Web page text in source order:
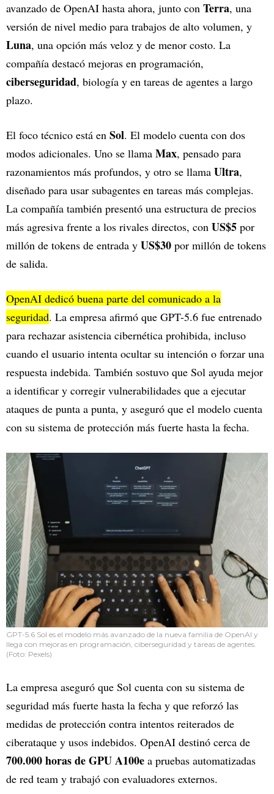
avanzado de OpenAI hasta ahora, junto con Terra, una
versión de nivel medio para trabajos de alto volumen, y
Luna, una opción más veloz y de menor costo. La
compañía destacó mejoras en programación,
ciberseguridad, biología y en tareas de agentes a largo
plazo.
El foco técnico está en Sol. El modelo cuenta con dos
modos adicionales. Uno se llama Max, pensado para
razonamientos más profundos, y otro se llama Ultra,
diseñado para usar subagentes en tareas más complejas.
La compañía también presentó una estructura de precios
más agresiva frente a los rivales directos, con US$5 por
millón de tokens de entrada y US$30 por millón de tokens
de salida.
OpenAI dedicó buena parte del comunicado a la
seguridad. La empresa afirmó que GPT-5.6 fue entrenado
para rechazar asistencia cibernética prohibida, incluso
cuando el usuario intenta ocultar su intención o forzar una
respuesta indebida. También sostuvo que Sol ayuda mejor
a identificar y corregir vulnerabilidades que a ejecutar
ataques de punta a punta, y aseguró que el modelo cuenta
con su sistema de protección más fuerte hasta la fecha.
GPT-5.6 Sol es el modelo más avanzado de la nueva familia de OpenAI y
llega con mejoras en programación, ciberseguridad y tareas de agentes.
(Foto: Pexels)
La empresa aseguró que Sol cuenta con su sistema de
seguridad más fuerte hasta la fecha y que reforzó las
medidas de protección contra intentos reiterados de
ciberataque y usos indebidos. OpenAI destinó cerca de
700.000 horas de GPU A100e a pruebas automatizadas
de red team y trabajó con evaluadores externos.